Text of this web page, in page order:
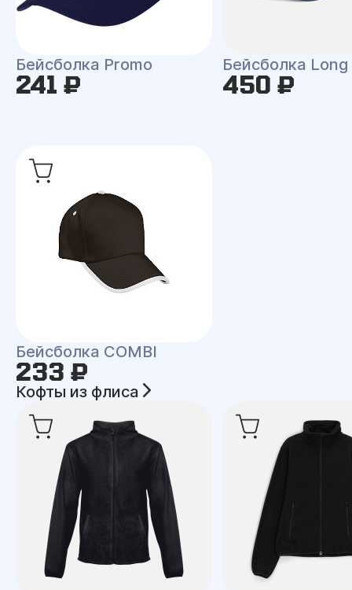
Бейсболка Promo
241 ₽
Бейсболка
450 ₽
Бейсболка COMBI
233 ₽
Кофты из флиса